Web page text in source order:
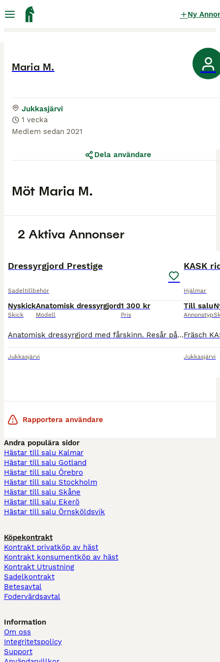
Ny
Maria M.
Jukkasjärvi
1 vecka
Medlem sedan 2021
Möt Maria M.
Dela användare
2 Aktiva Annonser
Dressyrgjord Prestige
Sadeltillbehör
Nyskick
Skick
Anatomisk dressyrgjord
Modell
1 300 kr
Pris
Anatomisk dressyrgjord med fårskinn. Resår på båda sidor vilket gör att gjorden drar jämnt. Svart strl 50cm. I princip oanvänd då det blev ett felköp.
Jukkasjärvi
KASK
Hjälmar
Till salu
Annonstyp
Jukkasjärvi
Rapportera användare
Andra populära sidor
Hästar till salu Kalmar
Hästar till salu Gotland
Hästar till salu Örebro
Hästar till salu Stockholm
Hästar till salu Skåne
Hästar till salu Ekerö
Hästar till salu Örnsköldsvik
Köpekontrakt
Kontrakt privatköp av häst
Kontrakt konsumentköp av häst
Kontrakt Utrustning
Sadelkontrakt
Betesavtal
Fodervärdsavtal
Information
Om oss
Integritetspolicy
Support